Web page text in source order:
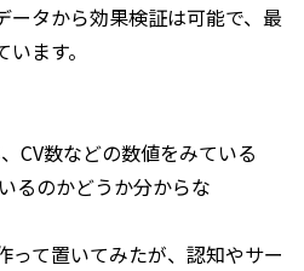
ータから効果検証は可能で、最
ます。
CV数などの数値をみている
るのかどうか分からな
って置いてみたが、認知やサー